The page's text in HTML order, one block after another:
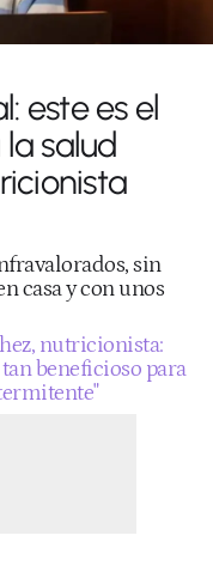
este es el
salud
sin
casa y con unos
nutricionista:
beneficioso para